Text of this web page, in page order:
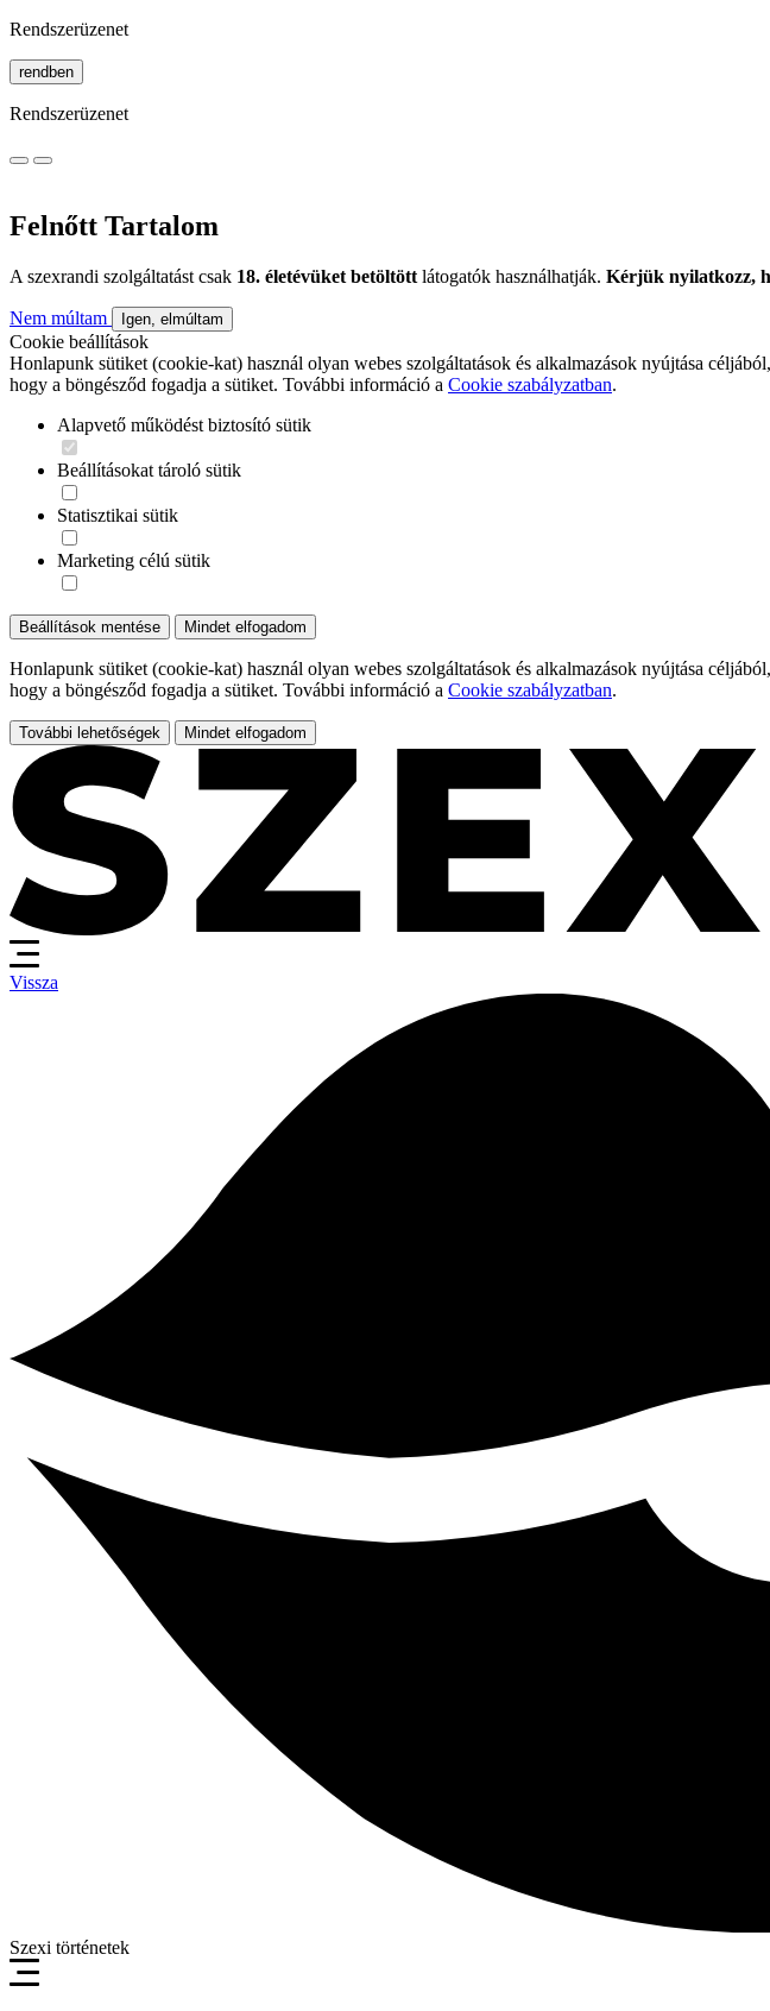
Rendszerüzenet
rendben
Rendszerüzenet
Felnőtt Tartalom
A szexrandi szolgáltatást csak 18. életévüket betöltött látogatók használhatják. Kérjük nyilatkozz,
Nem múltam Igen, elmúltam
Cookie beállítások
Honlapunk sütiket (cookie-kat) használ olyan webes szolgáltatások és alkalmazások nyújtása
hogy a böngésződ fogadja a sütiket. További információ a Cookie szabályzatban.
Alapvető működést biztosító sütik
Beállításokat tároló sütik
Statisztikai sütik
Marketing célú sütik
Beállítások mentése Mindet elfogadom
Honlapunk sütiket (cookie-kat) használ olyan webes szolgáltatások és alkalmazások nyújtása
hogy a böngésződ fogadja a sütiket. További információ a Cookie szabályzatban.
További lehetőségek Mindet elfogadom
Vissza
Szexi történetek